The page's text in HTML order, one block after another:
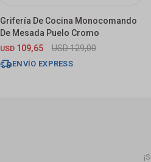
Grifería De Cocina Monocomando
De Mesada Puelo Cromo
USD 109,65 USD129,00
ENVÍO EXPRESS